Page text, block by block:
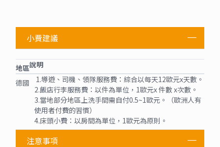
小費建議
地區說明
德國
1.導遊、司機、領隊服務費：綜合以每天12歐元x天數。
2.飯店行李服務費：以件為單位，1歐元x 件數 x次數。
3.當地部分地區上洗手間需自付0.5~1歐元。（歐洲人有
使用者付費的習慣）
4.床頭小費：以房間為單位，1歐元為原則。
注意事項